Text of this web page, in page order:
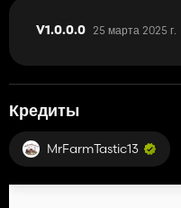
V1.0.0.0 25 марта 2025 г.
Кредиты
MrFarmTastic13